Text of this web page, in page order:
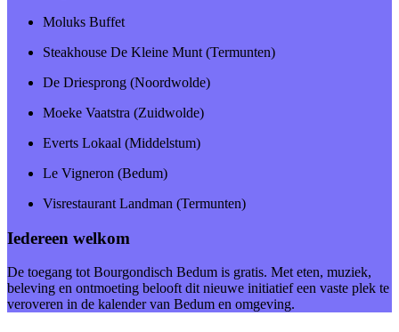
Moluks Buffet
Steakhouse De Kleine Munt (Termunten)
De Driesprong (Noordwolde)
Moeke Vaatstra (Zuidwolde)
Everts Lokaal (Middelstum)
Le Vigneron (Bedum)
Visrestaurant Landman (Termunten)
Iedereen welkom
De toegang tot Bourgondisch Bedum is gratis. Met eten, muziek,
beleving en ontmoeting belooft dit nieuwe initiatief een vaste plek te
veroveren in de kalender van Bedum en omgeving.